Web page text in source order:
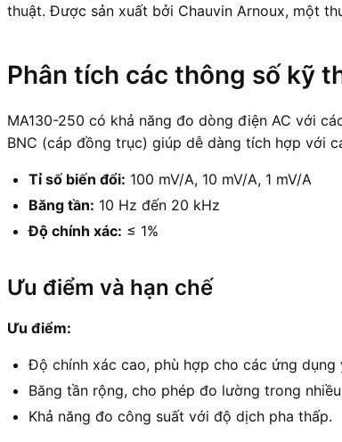
thuật. Được sản xuất bởi Chauvin Arnoux, một
Phân tích các thông số kỹ
MA130-250 có khả năng đo dòng điện AC với
BNC (cáp đồng trục) giúp dễ dàng tích hợp với
Tỉ số biến đổi: 100 mV/A, 10 mV/A, 1 mV/A
Băng tần: 10 Hz đến 20 kHz
Độ chính xác: ≤ 1%
Ưu điểm và hạn chế
Ưu điểm:
Độ chính xác cao, phù hợp cho các ứng dụng
Băng tần rộng, cho phép đo lường trong
Khả năng đo công suất với độ dịch pha thấp.